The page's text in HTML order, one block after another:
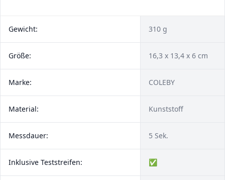
Gewicht: 310 g
Größe: 16,3 x 13,4 x 6 cm
Marke: ‎COLEBY
Material: Kunststoff
Messdauer: 5 Sek.
Inklusive Teststreifen: ✅